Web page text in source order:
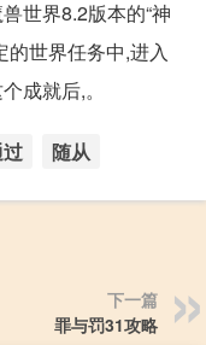
世界8.2版本的“神
的世界任务中,进入
成就后,。
随从
下一篇
罪与罚31攻略